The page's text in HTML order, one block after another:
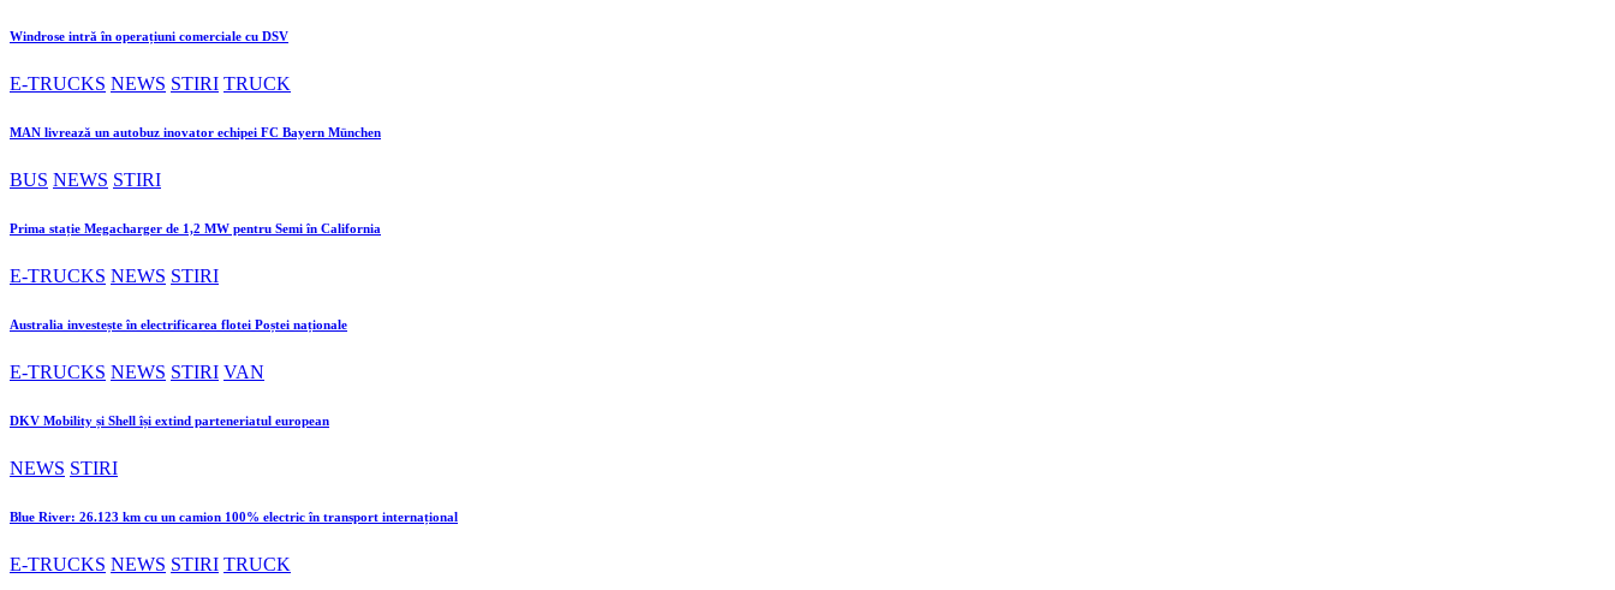
Windrose intră în operațiuni comerciale cu DSV
E-TRUCKS NEWS STIRI TRUCK
MAN livrează un autobuz inovator echipei FC Bayern München
BUS NEWS STIRI
Prima stație Megacharger de 1,2 MW pentru Semi în California
E-TRUCKS NEWS STIRI
Australia investește în electrificarea flotei Poștei naționale
E-TRUCKS NEWS STIRI VAN
DKV Mobility și Shell își extind parteneriatul european
NEWS STIRI
Blue River: 26.123 km cu un camion 100% electric în transport internațional
E-TRUCKS NEWS STIRI TRUCK